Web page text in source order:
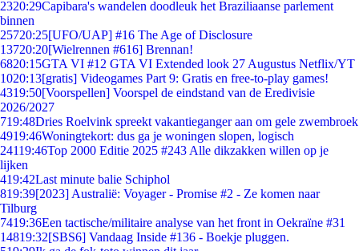
2320:29Capibara's wandelen doodleuk het Braziliaanse parlement
binnen
25720:25[UFO/UAP] #16 The Age of Disclosure
13720:20[Wielrennen #616] Brennan!
6820:15GTA VI #12 GTA VI Extended look 27 Augustus Netflix/YT
1020:13[gratis] Videogames Part 9: Gratis en free-to-play games!
4319:50[Voorspellen] Voorspel de eindstand van de Eredivisie
2026/2027
719:48Dries Roelvink spreekt vakantieganger aan om gele zwembroek
4919:46Woningtekort: dus ga je woningen slopen, logisch
24119:46Top 2000 Editie 2025 #243 Alle dikzakken willen op je
lijken
419:42Last minute balie Schiphol
819:39[2023] Australië: Voyager - Promise #2 - Ze komen naar
Tilburg
7419:36Een tactische/militaire analyse van het front in Oekraïne #31
14819:32[SBS6] Vandaag Inside #136 - Boekje pluggen.